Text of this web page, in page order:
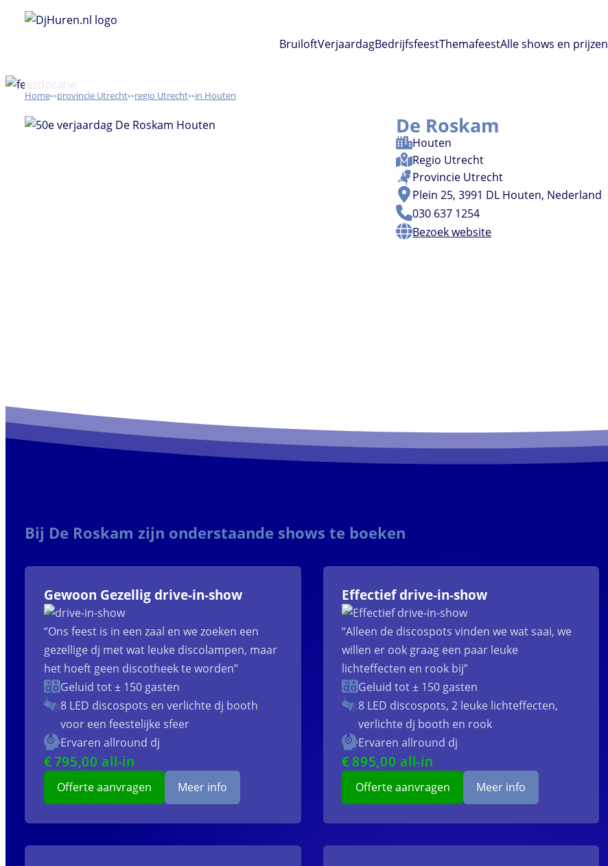
BruiloftVerjaardagBedrijfsfeestThemafeestAlle shows en prijzen
Home>> Utrecht>> Utrecht>> Houten
De Roskam
Houten
Regio Utrecht
Provincie Utrecht
Plein 25, 3991 DL Houten, Nederland
030 637 1254
Bezoek website
Bij De Roskam zijn onderstaande shows te boeken
Gewoon Gezellig drive-in-show
“Ons feest is in een zaal en we zoeken een
gezellige dj met wat leuke discolampen, maar
het hoeft geen discotheek te worden”
Geluid tot ± 150 gasten
8 LED discospots en verlichte dj booth
voor een feestelijke sfeer
Ervaren allround dj
€795,00 all-in
Offerte aanvragen Meer info
Effectief drive-in-show
“Alleen de discospots vinden we wat saai, we
willen er ook graag een paar leuke
lichteffecten en rook bij”
Geluid tot ± 150 gasten
8 LED discospots, 2 leuke lichteffecten,
verlichte dj booth en rook
Ervaren allround dj
€895,00 all-in
Offerte aanvragen Meer info